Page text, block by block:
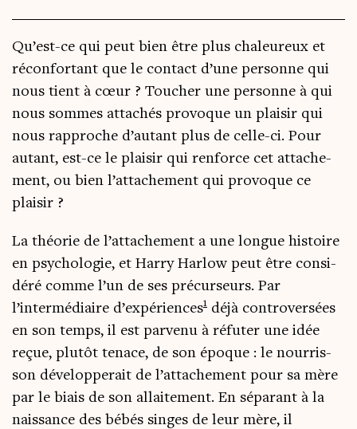
Qu’est-ce qui peut bien être plus cha­leu­reux et
récon­for­tant que le contact d’une per­sonne qui
nous tient à cœur ? Tou­cher une per­sonne à qui
nous sommes atta­chés pro­voque un plai­sir qui
nous rap­proche d’autant plus de celle-ci. Pour
autant, est-ce le plai­sir qui ren­force cet atta­che­
ment, ou bien l’attachement qui pro­voque ce
plaisir ?
La théo­rie de l’attachement a une longue his­toire
en psy­cho­lo­gie, et Har­ry Har­low peut être consi­
dé­ré comme l’un de ses pré­cur­seurs. Par
l’intermédiaire d’expériences1 déjà contro­ver­sées
en son temps, il est par­ve­nu à réfu­ter une idée
reçue, plu­tôt tenace, de son époque : le nour­ris­
son déve­lop­pe­rait de l’attachement pour sa mère
par le biais de son allai­te­ment. En sépa­rant à la
nais­sance des bébés singes de leur mère, il